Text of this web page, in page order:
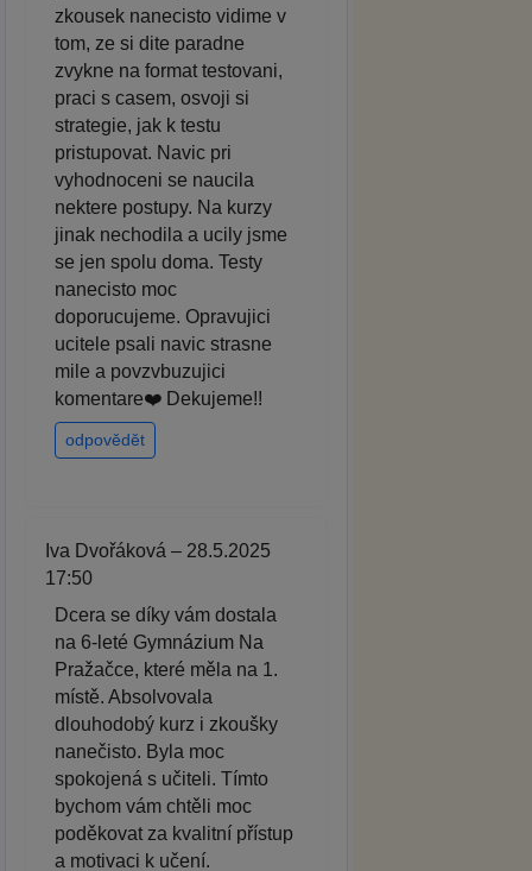
zkousek nanecisto vidime v
tom, ze si dite paradne
zvykne na format testovani,
praci s casem, osvoji si
strategie, jak k testu
pristupovat. Navic pri
vyhodnoceni se naucila
nektere postupy. Na kurzy
jinak nechodila a ucily jsme
se jen spolu doma. Testy
nanecisto moc
doporucujeme. Opravujici
ucitele psali navic strasne
mile a povzvbuzujici
komentare❤️ Dekujeme!!
odpovědět
Iva Dvořáková – 28.5.2025
17:50
Dcera se díky vám dostala
na 6-leté Gymnázium Na
Pražačce, které měla na 1.
místě. Absolvovala
dlouhodobý kurz i zkoušky
nanečisto. Byla moc
spokojená s učiteli. Tímto
bychom vám chtěli moc
poděkovat za kvalitní přístup
a motivaci k učení.